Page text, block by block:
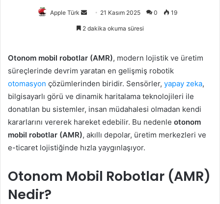
Apple Türk
Bir
21 Kasım 2025 0 19
2 dakika okuma süresi
Otonom mobil robotlar (AMR), modern lojistik ve üretim
süreçlerinde devrim yaratan en gelişmiş robotik
otomasyon çözümlerinden biridir. Sensörler, yapay zeka,
bilgisayarlı görü ve dinamik haritalama teknolojileri ile
donatılan bu sistemler, insan müdahalesi olmadan kendi
kararlarını vererek hareket edebilir. Bu nedenle otonom
mobil robotlar (AMR), akıllı depolar, üretim merkezleri ve
e-ticaret lojistiğinde hızla yaygınlaşıyor.
Otonom Mobil Robotlar (AMR)
Nedir?